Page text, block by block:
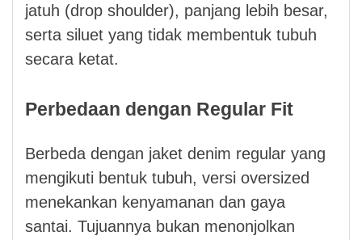
jatuh (drop shoulder), panjang lebih besar,
serta siluet yang tidak membentuk tubuh
secara ketat.
Perbedaan dengan Regular Fit
Berbeda dengan jaket denim regular yang
mengikuti bentuk tubuh, versi oversized
menekankan kenyamanan dan gaya
santai. Tujuannya bukan menonjolkan